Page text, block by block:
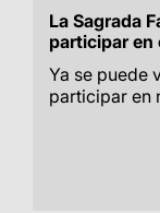
La Sagrada
participar en
Ya se puede
participar en